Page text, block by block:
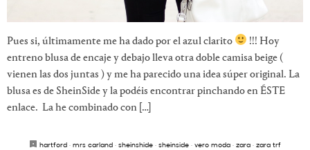
Pues si, últimamente me ha dado por el azul clarito
!!! Hoy
entreno blusa de encaje y debajo lleva otra doble camisa beige (
vienen las dos juntas ) y me ha parecido una idea súper original. La
blusa es de SheinSide y la podéis encontrar pinchando en ÉSTE
enlace. La he combinado con […]
hartford · mrs carland · sheinshide · sheinside · vero moda · zara · zara trf